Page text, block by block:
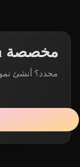
إنشاء نماذج Insignia مخصصة